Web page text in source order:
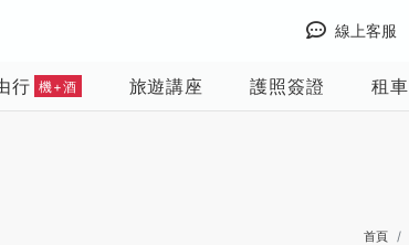
線上客服
行 機+酒 旅遊講座 護照簽證 租車
首頁